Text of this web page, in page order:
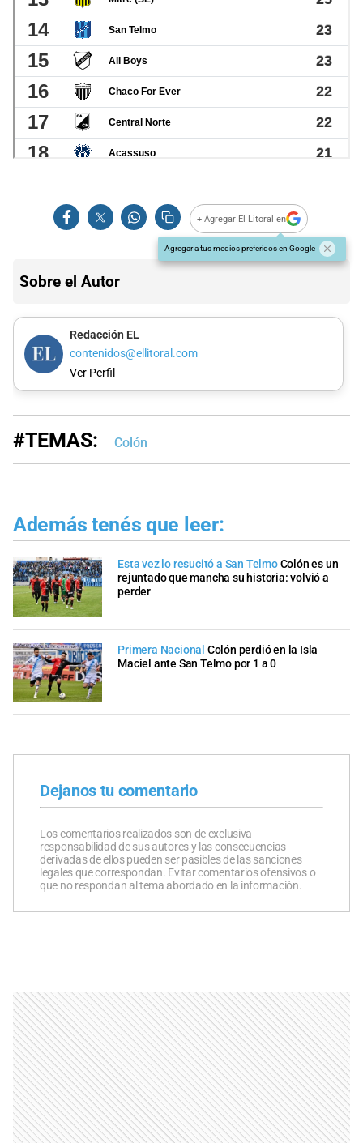
+ Agregar El Litoral en
Agregar a tus medios preferidos en Google
Sobre el Autor
Redacción EL
contenidos@ellitoral.com
Ver Perfil
#TEMAS: Colón
Además tenés que leer:
Esta vez lo resucitó a San TelmoColón es un
rejuntado que mancha su historia: volvió a
perder
Primera Nacional Colón perdió en la Isla
Maciel ante San Telmo por 1 a 0
Dejanos tu comentario
Los comentarios realizados son de exclusiva
responsabilidad de sus autores y las consecuencias
derivadas de ellos pueden ser pasibles de las sanciones
legales que correspondan. Evitar comentarios ofensivos o
que no respondan al tema abordado en la información.